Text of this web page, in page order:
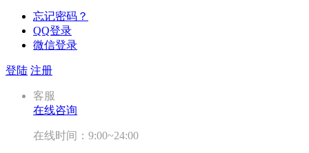
忘记密码？
QQ登录
微信登录
登陆 注册
客服
在线咨询
在线时间：9:00~24:00